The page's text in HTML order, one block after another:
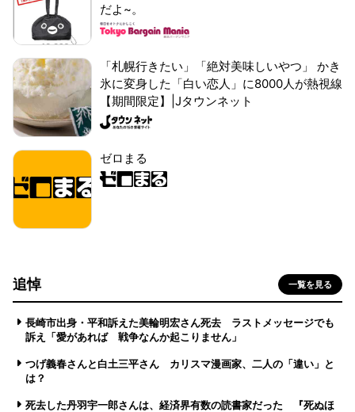
だよ~。
「札幌行きたい」「絶対美味しいやつ」 かき
氷に変身した「白い恋人」に8000人が熱視線
【期間限定】|Jタウンネット
ゼロまる
追悼 一覧を見る
長崎市出身・平和訴えた美輪明宏さん死去 ラストメッセージでも
訴え「愛があれば 戦争なんか起こりません」
つげ義春さんと白土三平さん カリスマ漫画家、二人の「違い」と
は？
死去した丹羽宇一郎さんは、経済界有数の読書家だった 『死ぬほ